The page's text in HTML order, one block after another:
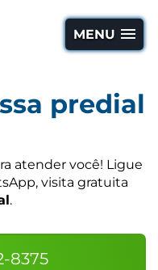
MENU
predial
atender você! Ligue
visita gratuita
.
8375